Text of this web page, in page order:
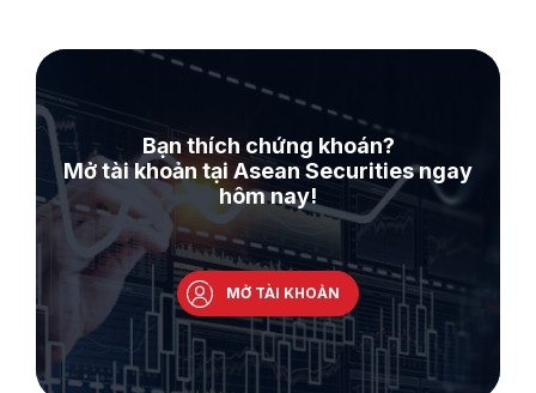
Bạn thích chứng khoán?
Mở tài khoản tại Asean Securities ngay
hôm nay!
MỞ TÀI KHOẢN